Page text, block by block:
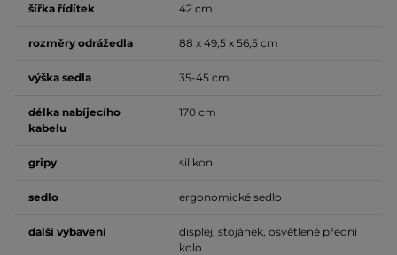
šířka řídítek 42 cm
rozměry odrážedla 88 x 49,5 x 56,5 cm
výška sedla 35-45 cm
délka nabíjecího
kabelu
170 cm
gripy silikon
sedlo ergonomické sedlo
další vybavení
displej, stojánek, osvětlené přední
kolo